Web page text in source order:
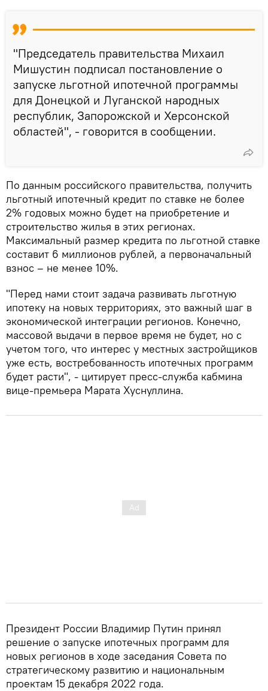
"Председатель правительства Михаил
Мишустин подписал постановление о
запуске льготной ипотечной программы
для Донецкой и Луганской народных
республик, Запорожской и Херсонской
областей", - говорится в сообщении.
По данным российского правительства, получить
льготный ипотечный кредит по ставке не более
2% годовых можно будет на приобретение и
строительство жилья в этих регионах.
Максимальный размер кредита по льготной ставке
составит 6 миллионов рублей, а первоначальный
взнос – не менее 10%.
"Перед нами стоит задача развивать льготную
ипотеку на новых территориях, это важный шаг в
экономической интеграции регионов. Конечно,
массовой выдачи в первое время не будет, но с
учетом того, что интерес у местных застройщиков
уже есть, востребованность ипотечных программ
будет расти", - цитирует пресс-служба кабмина
вице-премьера Марата Хуснуллина.
Президент России Владимир Путин принял
решение о запуске ипотечных программ для
новых регионов в ходе заседания Совета по
стратегическому развитию и национальным
проектам 15 декабря 2022 года.